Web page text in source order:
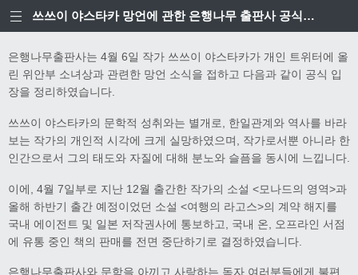
쓰쓰이 야스타카 망언에 관한 은행나무 출판사 공식입장
은행나무출판사는 4월 6일 작가 쓰쓰이 야스타카가 개인 트위터에 올
린 위안부 소녀상과 관련한 망언 소식을 접하고 다음과 같이 공식 입
장을 정리하였습니다.
쓰쓰이 야스타카의 문학적 성취와는 별개로, 한일관계와 역사를 바라
보는 작가의 개인적 시각에 크게 실망하였으며, 작가로서뿐 아니라 한
인간으로서 그의 태도와 자질에 대해 분노와 슬픔을 동시에 느낍니다.
이에, 4월 7일부로 지난 12월 출간한 작가의 소설 <모나드의 영역>과
올해 하반기 출간 예정이었던 소설 <여행의 라고스>의 계약 해지를
국내 에이전트 및 일본 저작권사에 통보하고, 국내 온, 오프라인 서점
에 유통 중인 책의 판매를 전면 중단하기로 결정하였습니다.
은행나무출판사와 문학을 아끼고 사랑하는 독자 여러분들에게 불편